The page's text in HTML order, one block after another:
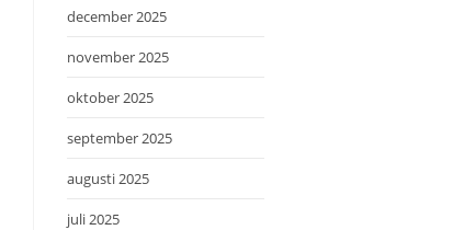
december 2025
november 2025
oktober 2025
september 2025
augusti 2025
juli 2025